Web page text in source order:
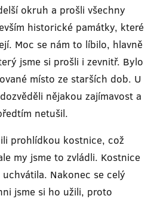
okruh a prošli všechny
historické památky, které
Moc se nám to líbilo, hlavně
jsme si prošli i zevnitř. Bylo
místo ze starších dob. U
nějakou zajímavost a
netušil.
prohlídkou kostnice, což
my jsme to zvládli. Kostnice
Nakonec se celý
jsme si ho užili, proto